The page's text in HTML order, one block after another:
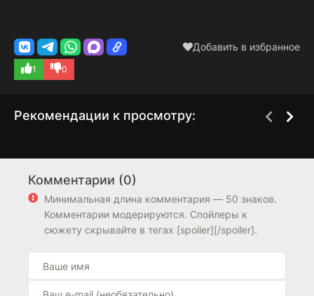
Добавить в избранное
1 0
Рекомендации к просмотру:
5.0
Комментарии (0)
Минимальная длина комментария — 50 знаков.
Комментарии модерируются. Спойлеры к
сюжету скрывайте в тегах [spoiler][/spoiler].